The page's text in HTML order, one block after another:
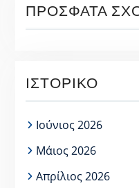
ΠΡΌΣΦΑΤΑ
ΙΣΤΟΡΙΚΌ
Ιούνιος 2026
Μάιος 2026
Απρίλιος 2026